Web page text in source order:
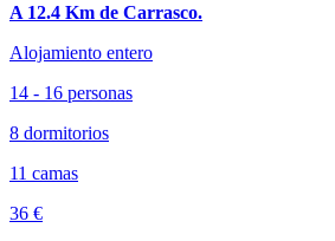
A 12.4 Km de Carrasco.
Alojamiento entero
14 - 16 personas
8 dormitorios
11 camas
36 €